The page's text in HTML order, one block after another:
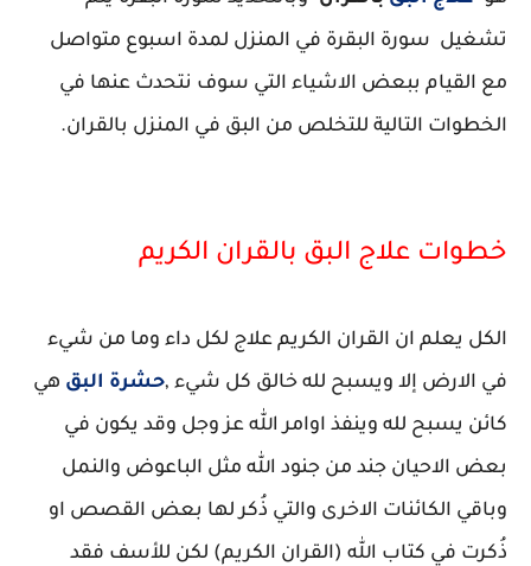
تشغيل سورة البقرة في المنزل لمدة اسبوع متواصل
مع القيام ببعض الاشياء التي سوف نتحدث عنها في
الخطوات التالية للتخلص من البق في المنزل بالقران.
خطوات علاج البق بالقران الكريم
الكل يعلم ان القران الكريم علاج لكل داء وما من شيء
في الارض إلا ويسبح لله خالق كل شيء ,حشرة البق هي
كائن يسبح لله وينفذ اوامر الله عز وجل وقد يكون في
بعض الاحيان جند من جنود الله مثل الباعوض والنمل
وباقي الكائنات الاخرى والتي ذُكر لها بعض القصص او
ذُكرت في كتاب الله (القران الكريم) لكن للأسف فقد